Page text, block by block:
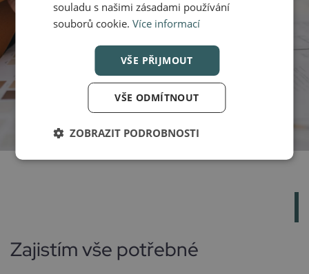
Zajistím vše potřebné
souladu s našimi zásadami používání
souborů cookie. Více informací
VŠE PŘIJMOUT
VŠE ODMÍTNOUT
ZOBRAZIT PODROBNOSTI